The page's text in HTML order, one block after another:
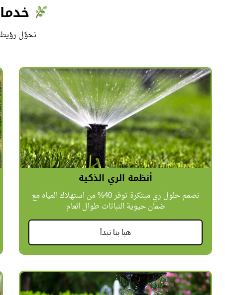
نحوِّل
أنظمة الري الذكية
نصمم حلول ري مبتكرة توفر 40% من استهلاك المياه مع
ضمان حيوية النباتات طوال العام
هيا بنا نبدأ